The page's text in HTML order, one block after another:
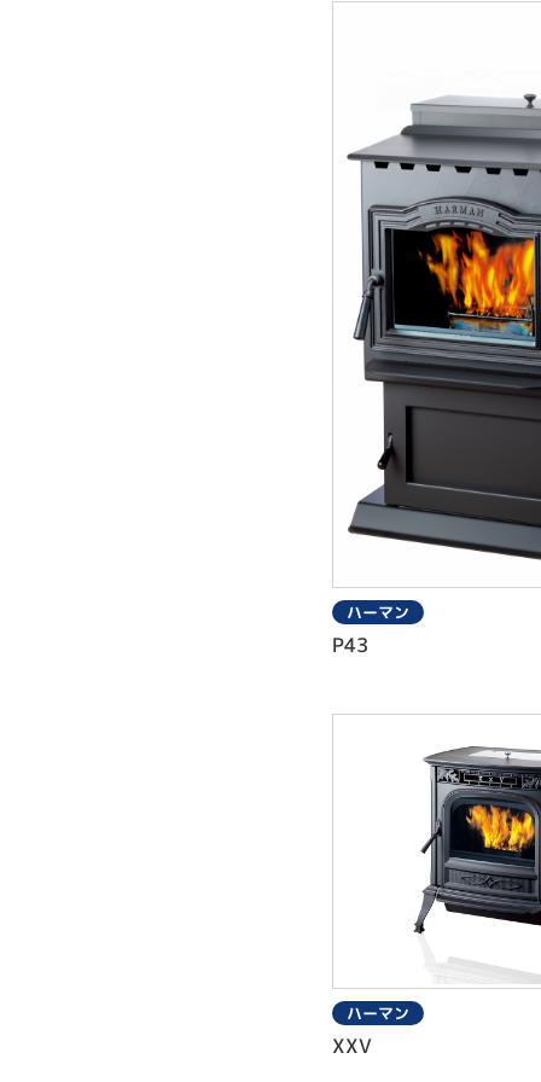
ハーマン
P43
ハーマン
XXV